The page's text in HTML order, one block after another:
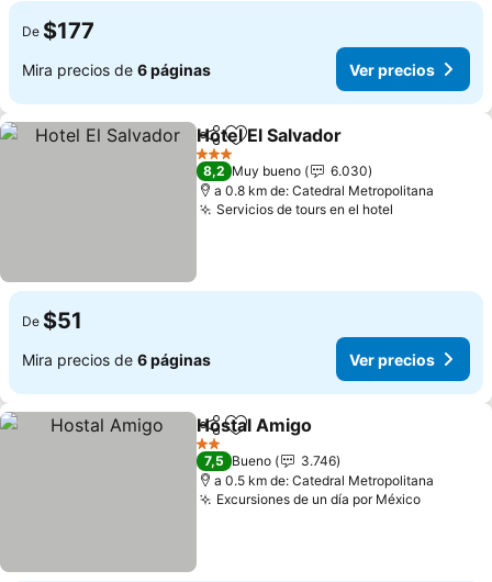
De $177
Mira precios de 6 páginas Ver precios
CompartirAgregar a favoritos
Hotel El Salvador
3 Estrellas
8,2 Muy bueno
6.030
a 0.8 km de: Catedral Metropolitana
Servicios de tours en el hotel
De $51
Mira precios de 6 páginas Ver precios
CompartirAgregar a favoritos
Hostal Amigo
2 Estrellas
7,5 Bueno
3.746
a 0.5 km de: Catedral Metropolitana
Excursiones de un día por MéxicoVer